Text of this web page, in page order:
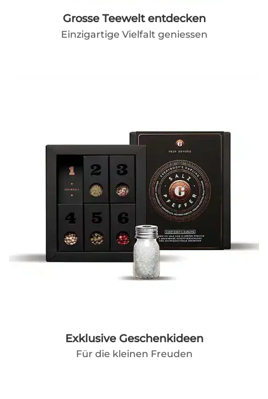
Grosse Teewelt entdecken
Einzigartige Vielfalt geniessen
Exklusive Geschenkideen
Für die kleinen Freuden